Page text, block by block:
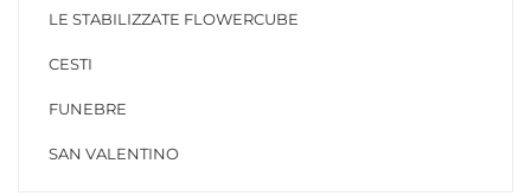
LE STABILIZZATE FLOWERCUBE
CESTI
FUNEBRE
SAN VALENTINO